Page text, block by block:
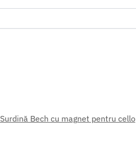
Surdină Bech cu magnet pentru cello